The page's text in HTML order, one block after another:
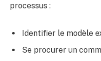
processus :
Identifier le modèle
Se procurer un